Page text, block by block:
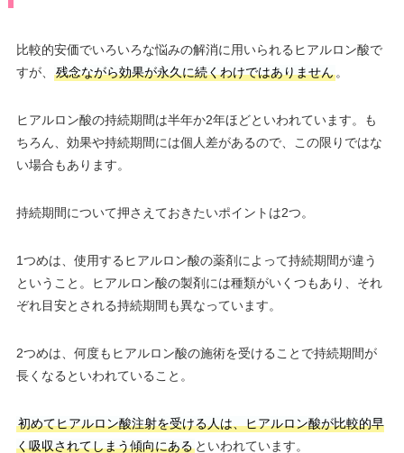
比較的安価でいろいろな悩みの解消に用いられるヒアルロン酸で
すが、
残念ながら効果が永久に続くわけではありません。
ヒアルロン酸の持続期間は半年か2年ほどといわれています。も
ちろん、効果や持続期間には個人差があるので、この限りではな
い場合もあります。
持続期間について押さえておきたいポイントは2つ。
1つめは、使用するヒアルロン酸の薬剤によって持続期間が違う
ということ。ヒアルロン酸の製剤には種類がいくつもあり、それ
ぞれ目安とされる持続期間も異なっています。
2つめは、何度もヒアルロン酸の施術を受けることで持続期間が
長くなるといわれていること。
初めてヒアルロン酸注射を受ける人は、ヒアルロン酸が比較的早
く吸収されてしまう傾向にあるといわれています。